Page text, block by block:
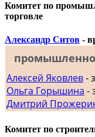
Комитет по
торговле
Александр Ситов -
Алексей Яковлев-
Ольга Горышина -
Дмитрий
Комитет по